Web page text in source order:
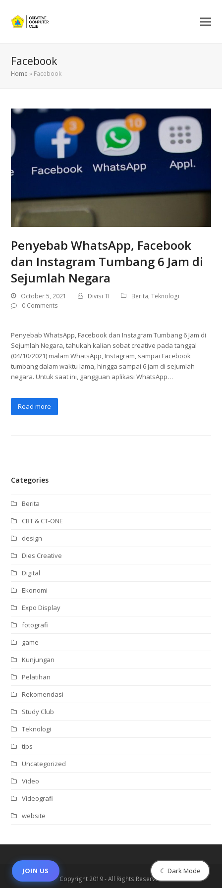
Facebook
Home » Facebook
Penyebab WhatsApp, Facebook
dan Instagram Tumbang 6 Jam di
Sejumlah Negara
October 5, 2021 Divisi TI Berita,Teknologi
0 Comments
Penyebab WhatsApp, Facebook dan Instagram Tumbang 6 Jam di
Sejumlah Negara, tahukah kalian sobat creative pada tanggal
(04/10/2021) malam WhatsApp, Instagram, sampai Facebook
tumbang dalam waktu lama, hingga sampai 6 jam di sejumlah
negara. Untuk saat ini, gangguan aplikasi WhatsApp…
Read more
Categories
Berita
CBT & CT-ONE
design
Dies Creative
Digital
Ekonomi
Expo Display
fotografi
game
Kunjungan
Pelatihan
Rekomendasi
Study Club
Teknologi
tips
Uncategorized
Video
Videografi
website
Copyright 2019 - All Rights Reserved
JOIN US ☾ Dark Mode